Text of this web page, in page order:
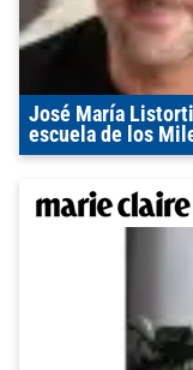
José María
escuela de los